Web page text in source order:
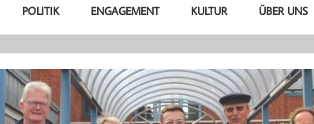
POLITIK ENGAGEMENT KULTUR ÜBER UNS